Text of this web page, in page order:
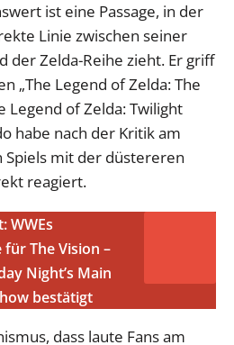
ist eine Passage, in der
Linie zwischen seiner
der Zelda-Reihe zieht. Er griff
„The Legend of Zelda: The
Legend of Zelda: Twilight
habe nach der Kritik am
Spiels mit der düstereren
reagiert.
WWEs
The Vision –
Night’s Main
bestätigt
dass laute Fans am